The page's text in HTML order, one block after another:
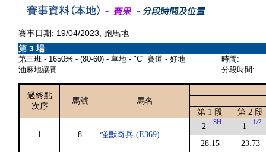
賽事日期: 19/04/2023, 跑馬地
第 3 場
第三班 - 1650米 - (80-60) - 草地 - "C" 賽道 - 好地
油麻地讓賽
時間:
分段時間:
過終點
次序
馬號
馬名
第 1 段
第 2 段
1 8 怪獸奇兵 (E369)
2 SH
28.15
1 1/2
23.73